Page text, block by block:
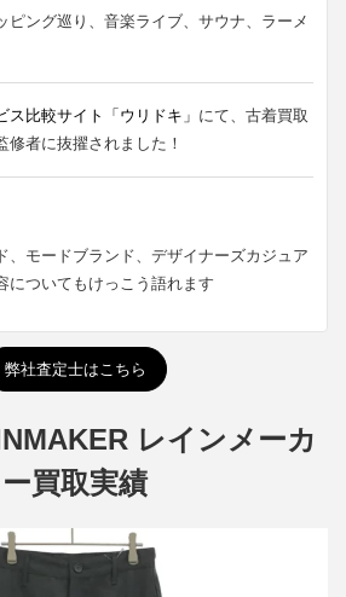
ピング巡り、音楽ライブ、サウナ、ラーメ
ス比較サイト「ウリドキ」 にて、古着買取
修者に抜擢されました！
、モードブランド、デザイナーズカジュア
についてもけっこう語れます
弊社査定士はこちら
レインメーカ
ー買取実績